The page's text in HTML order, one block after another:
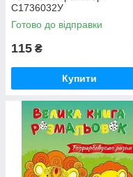
С1736032У
Готово до відправки
115 ₴
Купити